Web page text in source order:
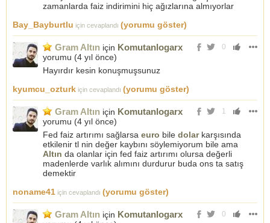
zamanlarda faiz indirimini hiç ağızlarına almıyorlar
Bay_Bayburtlu için cevaplandı (yorumu göster)
0
Gram Altın için Komutanlogarx
yorumu (4 yıl önce)
Hayırdır kesin konuşmuşsunuz
kyumcu_ozturk için cevaplandı (yorumu göster)
1
Gram Altın için Komutanlogarx
yorumu (4 yıl önce)
Fed faiz artırımı sağlarsa euro bile dolarkarşısında
etkilenir tl nin değer kaybını söylemiyorum bile ama
Altın da olanlar için fed faiz artırımı olursa değerli
madenlerde varlık alımını durdurur buda ons ta satış
demektir
noname41 için cevaplandı (yorumu göster)
0
Gram Altın için Komutanlogarx